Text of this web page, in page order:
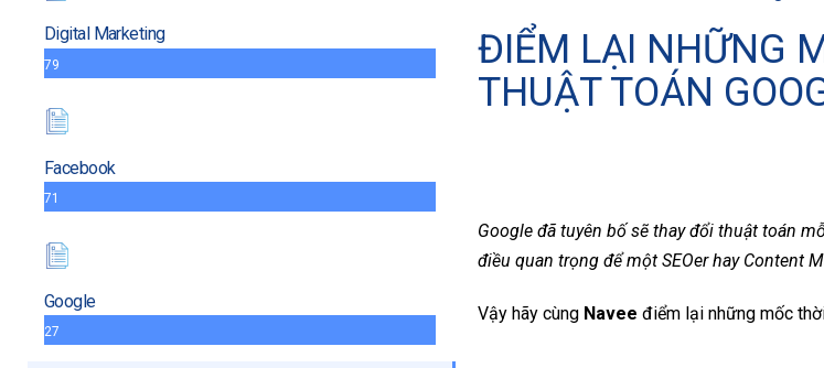
Digital Marketing
79
Facebook
71
Google
27
ĐIỂM LẠI NHỮNG
THUẬT TOÁN
Google đã tuyên bố sẽ thay đổi thuật toán
điều quan trọng để một SEOer hay Content
Vậy hãy cùng Navee điểm lại những mốc